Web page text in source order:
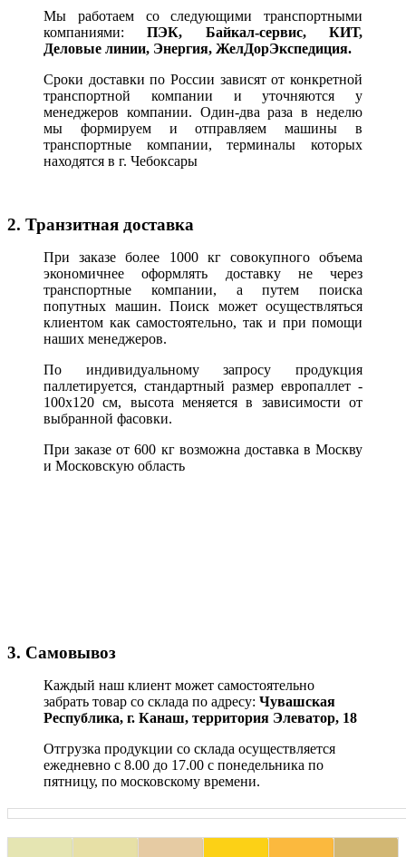
Мы работаем со следующими транспортными
компаниями:ПЭК, Байкал-сервис, КИТ,
Деловые линии, Энергия, ЖелДорЭкспедиция.
Сроки доставки по России зависят от конкретной
транспортной компании и уточняются у
менеджеров компании. Один-два раза в неделю
мы формируем и отправляем машины в
транспортные компании, терминалы которых
находятся в г. Чебоксары
2. Транзитная доставка
При заказе более 1000 кг совокупного объема
экономичнее оформлять доставку не через
транспортные компании, а путем поиска
попутных машин. Поиск может осуществляться
клиентом как самостоятельно, так и при помощи
наших менеджеров.
По индивидуальному запросу продукция
паллетируется, стандартный размер европаллет -
100х120 см, высота меняется в зависимости от
выбранной фасовки.
При заказе от 600 кг возможна доставка в Москву
и Московскую область
3. Самовывоз
Каждый наш клиент может самостоятельно
забрать товар со склада по адресу: Чувашская
Республика, г. Канаш, территория Элеватор, 18
Отгрузка продукции со склада осуществляется
ежедневно с 8.00 до 17.00 с понедельника по
пятницу, по московскому времени.